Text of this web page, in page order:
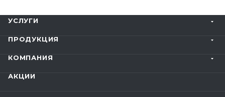
УСЛУГИ
ПРОДУКЦИЯ
КОМПАНИЯ
АКЦИИ